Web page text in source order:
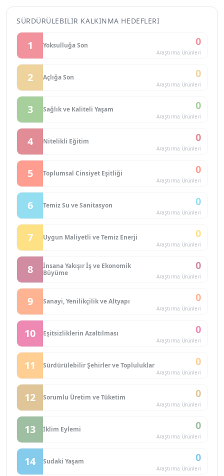
SÜRDÜRÜLEBILIR KALKINMA HEDEFLERI
1 Yoksulluğa Son 0
Araştırma Ürünleri
2 Açlığa Son 0
Araştırma Ürünleri
3 Sağlık ve Kaliteli Yaşam 0
Araştırma Ürünleri
4 Nitelikli Eğitim 0
Araştırma Ürünleri
5 Toplumsal Cinsiyet Eşitliği 0
Araştırma Ürünleri
6 Temiz Su ve Sanitasyon 0
Araştırma Ürünleri
7 Uygun Maliyetli ve Temiz Enerji 0
Araştırma Ürünleri
8
İnsana Yakışır İş ve Ekonomik
Büyüme
0
Araştırma Ürünleri
9 Sanayi, Yenilikçilik ve Altyapı 0
Araştırma Ürünleri
10 Eşitsizliklerin Azaltılması 0
Araştırma Ürünleri
11 Sürdürülebilir Şehirler ve Topluluklar 0
Araştırma Ürünleri
12 Sorumlu Üretim ve Tüketim 0
Araştırma Ürünleri
13 İklim Eylemi 0
Araştırma Ürünleri
14 Sudaki Yaşam 0
Araştırma Ürünleri